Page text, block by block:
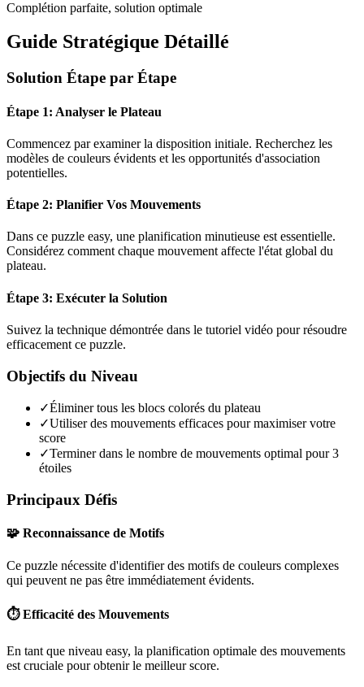
Complétion parfaite, solution optimale
Guide Stratégique Détaillé
Solution Étape par Étape
Étape 1: Analyser le Plateau
Commencez par examiner la disposition initiale. Recherchez les
modèles de couleurs évidents et les opportunités d'association
potentielles.
Étape 2: Planifier Vos Mouvements
Dans ce puzzle easy, une planification minutieuse est essentielle.
Considérez comment chaque mouvement affecte l'état global du
plateau.
Étape 3: Exécuter la Solution
Suivez la technique démontrée dans le tutoriel vidéo pour résoudre
efficacement ce puzzle.
Objectifs du Niveau
✓Éliminer tous les blocs colorés du plateau
✓Utiliser des mouvements efficaces pour maximiser votre
score
✓Terminer dans le nombre de mouvements optimal pour 3
étoiles
Principaux Défis
🧩 Reconnaissance de Motifs
Ce puzzle nécessite d'identifier des motifs de couleurs complexes
qui peuvent ne pas être immédiatement évidents.
⏱️ Efficacité des Mouvements
En tant que niveau easy, la planification optimale des mouvements
est cruciale pour obtenir le meilleur score.